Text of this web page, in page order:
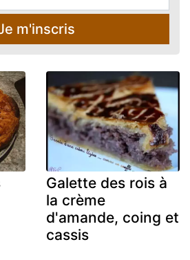
m'inscris
Galette des rois à
la crème
d'amande, coing et
cassis